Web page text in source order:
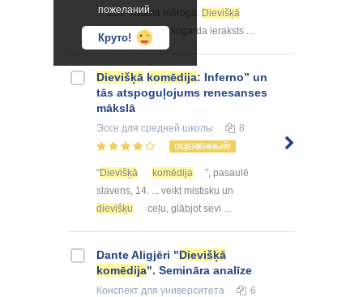
пожеланий.
Круто!
... dzīvi visuma mērogā. Dievišķā
komēdija
ir avangarda ieraksts ...
Dievišķā komēdija: Inferno” un
tās atspoguļojums renesanses
mākslā
Эссе для средней школы 8
ОЦЕНЕННЫЙ!
“Dievišķā komēdija
”, pasaulē
slavens, 14. ... veikt mistisku un
dievišķu
ceļu, glābjot sevi ...
Dante Aligjēri "Dievišķā
komēdija". Semināra analīze
Конспект для университета 6